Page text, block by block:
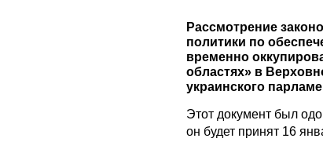
Рассмотрение
политики по
временно
областях» в
украинского
Этот документ был
он будет принят 16